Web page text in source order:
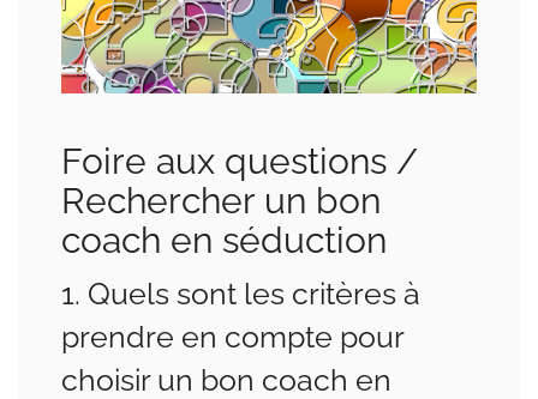
Foire aux questions /
Rechercher un bon
coach en séduction
1. Quels sont les critères à
prendre en compte pour
choisir un bon coach en